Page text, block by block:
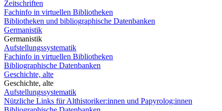
Zeitschriften
Fachinfo in virtuellen Bibliotheken
Bibliotheken und bibliographische Datenbanken
Germanistik
Germanistik
Aufstellungssystematik
Fachinfo in virtuellen Bibliotheken
Bibliographische Datenbanken
Geschichte, alte
Geschichte, alte
Aufstellungssystematik
Nützliche Links für Althistoriker:innen und Papyrolog:innen